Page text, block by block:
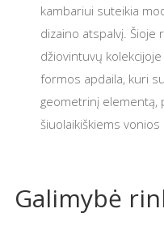
kambariui suteikia
dizaino atspalvį. Šioje
džiovintuvų
formos apdaila, kuri
geometrinį elementą,
šiuolaikiškiems vonios
Galimybė